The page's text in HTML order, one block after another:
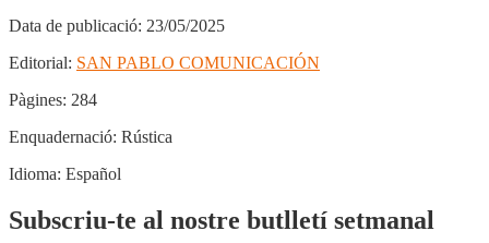
Data de publicació: 23/05/2025
Editorial: SAN PABLO COMUNICACIÓN
Pàgines: 284
Enquadernació: Rústica
Idioma: Español
Subscriu-te al nostre butlletí setmanal